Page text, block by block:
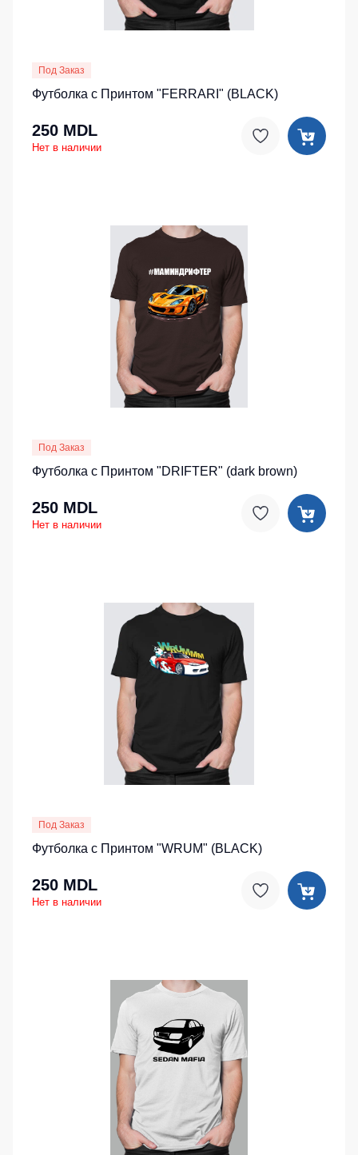
Под Заказ
Футболка с Принтом "FERRARI" (BLACK)
250 MDL
Нет в наличии
Под Заказ
Футболка с Принтом "DRIFTER" (dark brown)
250 MDL
Нет в наличии
Под Заказ
Футболка с Принтом "WRUM" (BLACK)
250 MDL
Нет в наличии